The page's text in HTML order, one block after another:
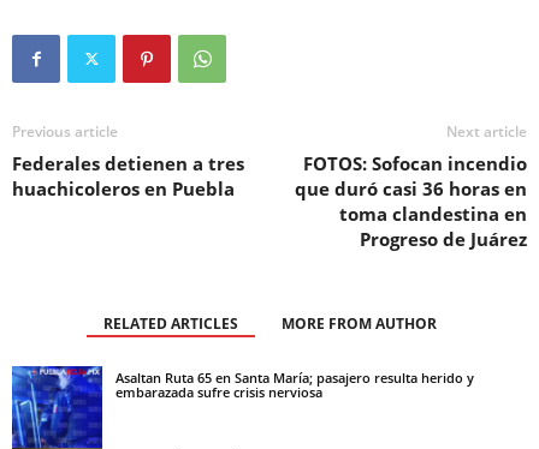
Previous article
Federales detienen a tres
huachicoleros en Puebla
Next article
FOTOS: Sofocan incendio
que duró casi 36 horas en
toma clandestina en
Progreso de Juárez
RELATED ARTICLES MORE FROM AUTHOR
Asaltan Ruta 65 en Santa María; pasajero resulta herido y
embarazada sufre crisis nerviosa